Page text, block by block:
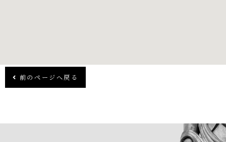
前のページへ戻る